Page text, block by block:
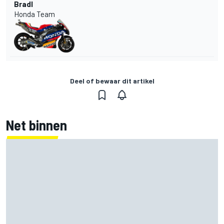
Bradl
Honda Team
Deel of bewaar dit artikel
Net binnen